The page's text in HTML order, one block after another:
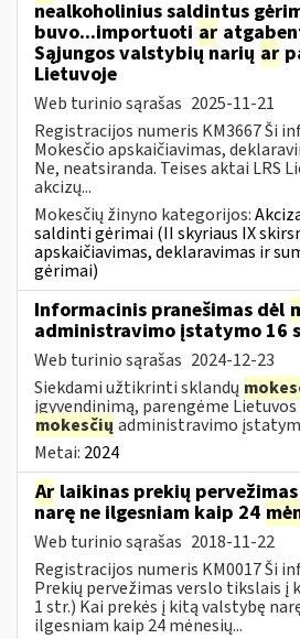
nealkoholinius saldintus
buvo...importuoti ar
Sąjungos valstybių narių ar
Lietuvoje
Web turinio sąrašas 2025-11-21
Registracijos numeris KM3667 Ši
Mokesčio apskaičiavimas,
Ne, neatsiranda. Teises aktai LRS
akcizų...
Mokesčių žinyno kategorijos:
saldinti gėrimai (II skyriaus IX
apskaičiavimas, deklaravimas ir
gėrimai)
Informacinis pranešimas dėl
administravimo įstatymo 16
Web turinio sąrašas 2024-12-23
Siekdami užtikrinti sklandų
įgyvendinimą, parengėme
mokesčių administravimo
Metai: 2024
Ar laikinas prekių
narę ne ilgesniam kaip 24
Web turinio sąrašas 2018-11-22
Registracijos numeris KM0017 Ši
Prekių pervežimas verslo tikslais į
1 str.) Kai prekės į kitą valstybę
ilgesniam kaip 24 mėnesių...